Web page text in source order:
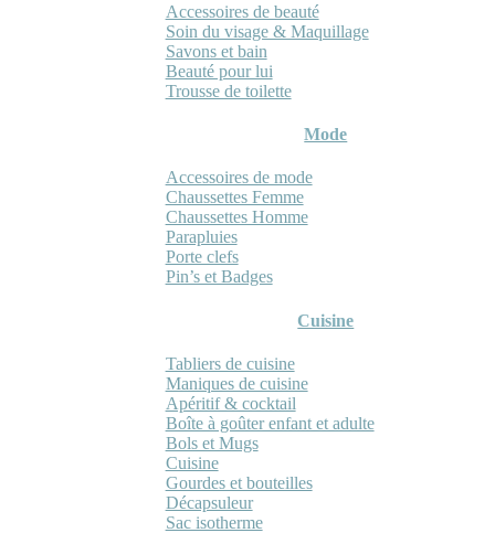
Accessoires de beauté
Soin du visage & Maquillage
Savons et bain
Beauté pour lui
Trousse de toilette
Mode
Accessoires de mode
Chaussettes Femme
Chaussettes Homme
Parapluies
Porte clefs
Pin’s et Badges
Cuisine
Tabliers de cuisine
Maniques de cuisine
Apéritif & cocktail
Boîte à goûter enfant et adulte
Bols et Mugs
Cuisine
Gourdes et bouteilles
Décapsuleur
Sac isotherme